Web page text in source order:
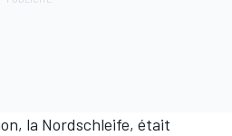
la Nordschleife, était